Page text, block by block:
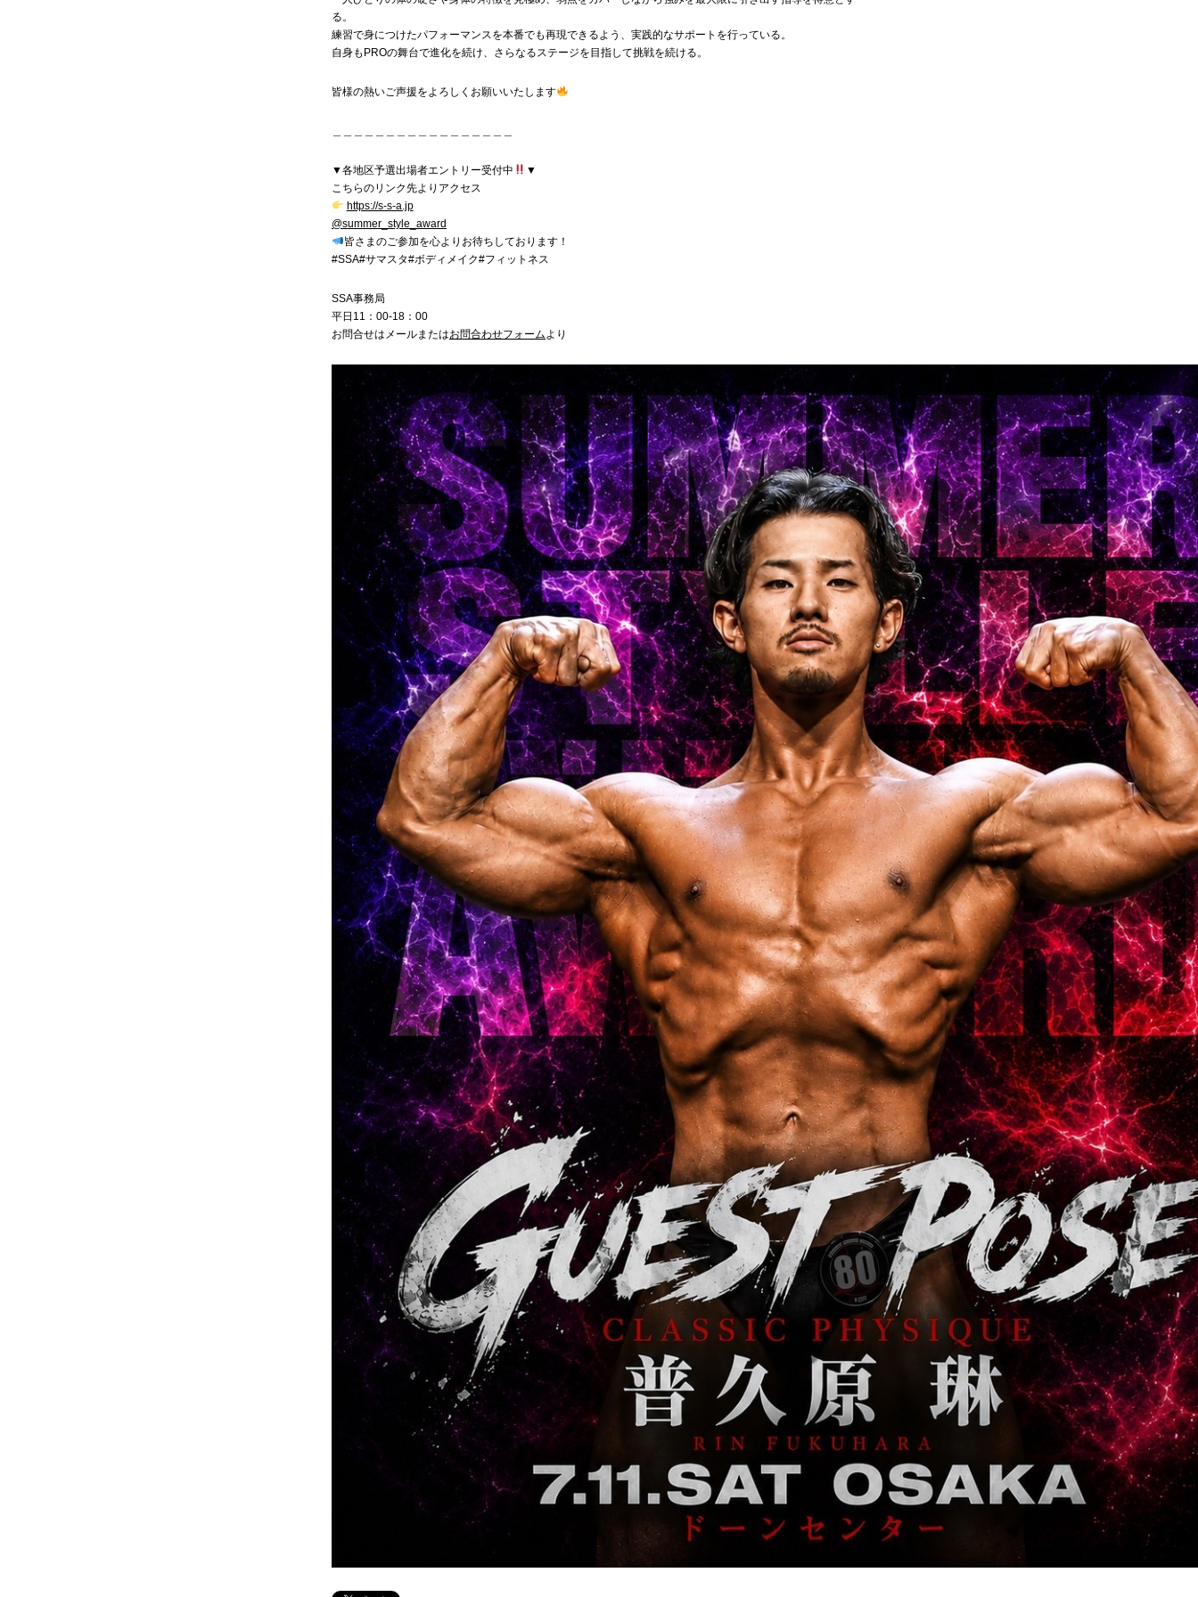
る。
練習で身につけたパフォーマンスを本番でも再現できるよう、実践的なサポートを行っている。
自身もPROの舞台で進化を続け、さらなるステージを目指して挑戦を続ける。
皆様の熱いご声援をよろしくお願いいたします
▼各地区予選出場者エントリー受付中
▼
こちらのリンク先よりアクセス
https://s-s-a.jp
@summer_style_award
皆さまのご参加を心よりお待ちしております！
#SSA#サマスタ#ボディメイク#フィットネス
SSA事務局
平日11：00-18：00
お問合せはメールまたはお問合わせフォームより